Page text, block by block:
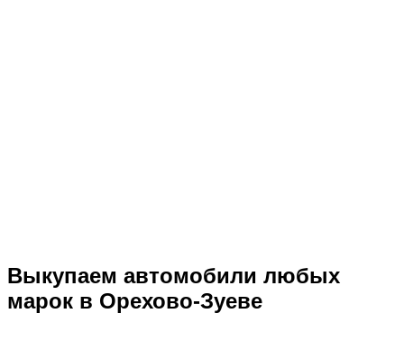
Выкупаем автомобили любых
марок в Орехово-Зуеве